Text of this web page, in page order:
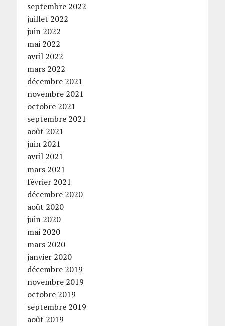
septembre 2022
juillet 2022
juin 2022
mai 2022
avril 2022
mars 2022
décembre 2021
novembre 2021
octobre 2021
septembre 2021
août 2021
juin 2021
avril 2021
mars 2021
février 2021
décembre 2020
août 2020
juin 2020
mai 2020
mars 2020
janvier 2020
décembre 2019
novembre 2019
octobre 2019
septembre 2019
août 2019